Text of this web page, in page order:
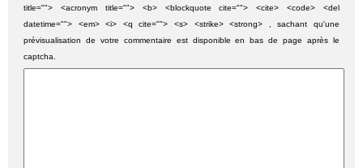
title=""> <acronym title=""> <b> <blockquote cite=""> <cite> <code> <del
datetime=""> <em> <i> <q cite=""> <s> <strike> <strong> , sachant qu'une
prévisualisation de votre commentaire est disponible en bas de page après le
captcha.